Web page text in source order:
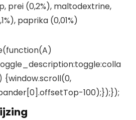
prei (0,2%), maltodextrine,
paprika (0,01%)
{window.scroll(0,
100);});});